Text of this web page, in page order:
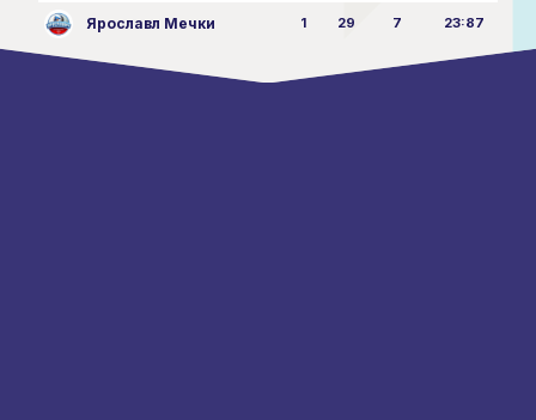
Ярославл Мечки 1 29 7 23:87